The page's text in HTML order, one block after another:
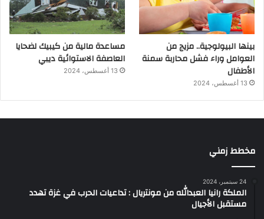
بينها البيولوجية.. مزيج من
العوامل وراء فشل محاربة سمنة
الأطفال
13 أغسطس، 2024
مساعدة مالية من كيبيك لضحايا
العاصفة الاستوائية ديبي
13 أغسطس، 2024
مخطط زمني
24 سبتمبر، 2024
الملكة رانيا العبدالله من مونتريال : تداعيات الحرب في غزة تهدد
مستقبل الأجيال